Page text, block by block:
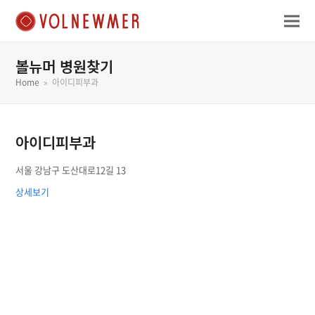
볼뉴머 병원찾기
Home » 아이디피부과
아이디피부과
서울 강남구 도산대로12길 13
상세보기